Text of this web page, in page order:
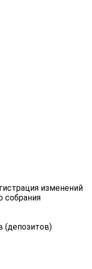
изменений
собрания
(депозитов)